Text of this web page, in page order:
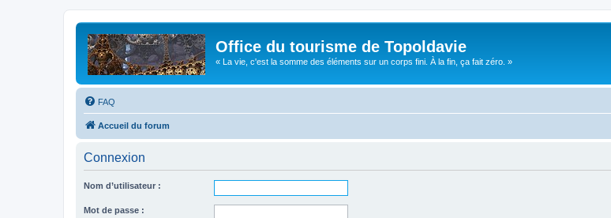
Office du tourisme de Topoldavie
« La vie, c'est la somme des éléments sur un corps fini. À la fin, ça fait zéro. »
FAQ
Accueil du forum
Connexion
Nom d’utilisateur :
Mot de passe :